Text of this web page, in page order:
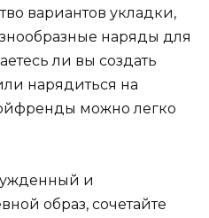
вариантов укладки,
наряды для
ли вы создать
нарядиться на
можно легко
и
образ, сочетайте